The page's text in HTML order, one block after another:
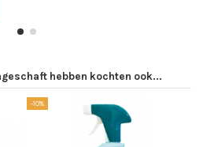
hebben kochten ook...
-10%